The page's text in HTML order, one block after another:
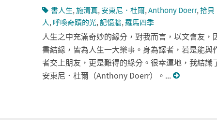
書人生,施清真, 安東尼．杜爾,Anthony Doerr,拾貝
人, 呼喚奇蹟的光,記憶牆, 羅馬四季
人生之中充滿奇妙的緣分，對我而言，以文會友，
書結緣，皆為人生一大樂事。身為譯者，若是能與
者交上朋友，更是難得的緣分。很幸運地，我結識
安東尼．杜爾（Anthony Doerr）。...